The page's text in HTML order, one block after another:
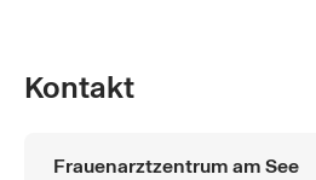
Kontakt
Frauenarztzentrum am See